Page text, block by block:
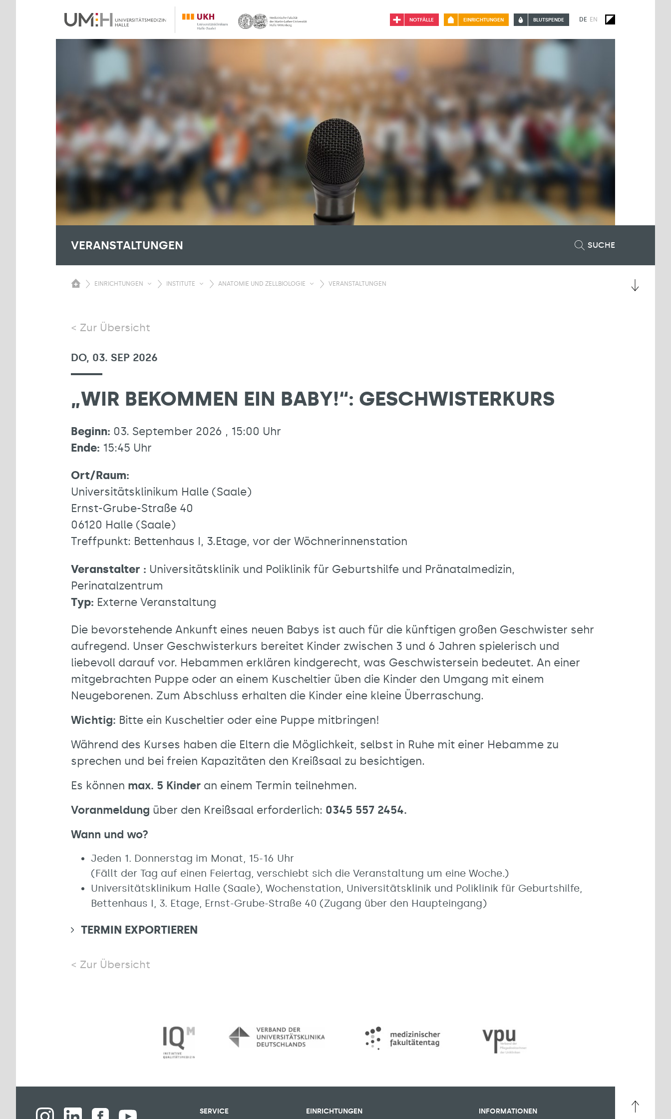
NOTFÄLLE EINRICHTUNGEN BLUTSPENDE DE EN
VERANSTALTUNGEN SUCHE
EINRICHTUNGEN INSTITUTE ANATOMIE UND ZELLBIOLOGIE VERANSTALTUNGEN
Zur Übersicht
DO, 03. SEP 2026
„WIR BEKOMMEN EIN BABY!“: GESCHWISTERKURS
Beginn: 03. September 2026 , 15:00 Uhr
Ende: 15:45 Uhr
Ort/Raum:
Universitätsklinikum Halle (Saale)
Ernst-Grube-Straße 40
06120 Halle (Saale)
Treffpunkt: Bettenhaus I, 3.Etage, vor der Wöchnerinnenstation
Veranstalter : Universitätsklinik und Poliklinik für Geburtshilfe und Pränatalmedizin,
Perinatalzentrum
Typ: Externe Veranstaltung
Die bevorstehende Ankunft eines neuen Babys ist auch für die künftigen großen Geschwister sehr
aufregend. Unser Geschwisterkurs bereitet Kinder zwischen 3 und 6 Jahren spielerisch und
liebevoll darauf vor. Hebammen erklären kindgerecht, was Geschwistersein bedeutet. An einer
mitgebrachten Puppe oder an einem Kuscheltier üben die Kinder den Umgang mit einem
Neugeborenen. Zum Abschluss erhalten die Kinder eine kleine Überraschung.
Wichtig: Bitte ein Kuscheltier oder eine Puppe mitbringen!
Während des Kurses haben die Eltern die Möglichkeit, selbst in Ruhe mit einer Hebamme zu
sprechen und bei freien Kapazitäten den Kreißsaal zu besichtigen.
Es können max. 5 Kinder an einem Termin teilnehmen.
Voranmeldung über den Kreißsaal erforderlich: 0345 557 2454.
Wann und wo?
Jeden 1. Donnerstag im Monat, 15-16 Uhr
(Fällt der Tag auf einen Feiertag, verschiebt sich die Veranstaltung um eine Woche.)
Universitätsklinikum Halle (Saale), Wochenstation, Universitätsklinik und Poliklinik für Geburtshilfe,
Bettenhaus I, 3. Etage, Ernst-Grube-Straße 40 (Zugang über den Haupteingang)
TERMIN EXPORTIEREN
Zur Übersicht
SERVICE EINRICHTUNGEN INFORMATIONEN